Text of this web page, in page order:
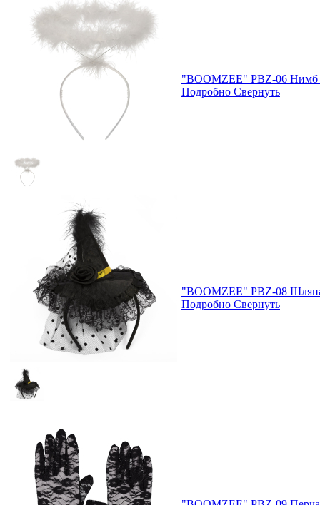
"BOOMZEE" PBZ-06 Нимб
Подробно Свернуть
"BOOMZEE" PBZ-08
Подробно Свернуть